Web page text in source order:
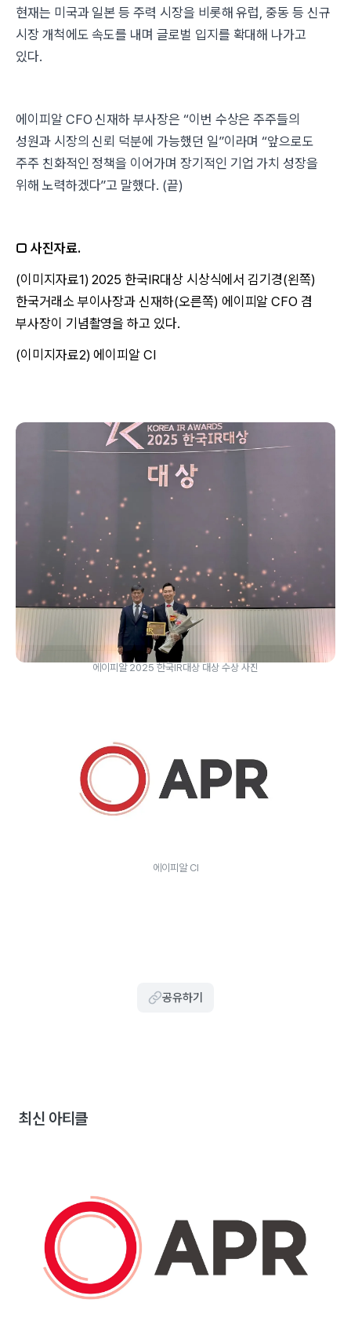
현재는 미국과 일본 등 주력 시장을 비롯해 유럽, 중동 등 신규
시장 개척에도 속도를 내며 글로벌 입지를 확대해 나가고
있다.
에이피알 CFO 신재하 부사장은 “이번 수상은 주주들의
성원과 시장의 신뢰 덕분에 가능했던 일”이라며 “앞으로도
주주 친화적인 정책을 이어가며 장기적인 기업 가치 성장을
위해 노력하겠다”고 말했다. (끝)
□ 사진자료.
(이미지자료1) 2025 한국IR대상 시상식에서 김기경(왼쪽)
한국거래소 부이사장과 신재하(오른쪽) 에이피알 CFO 겸
부사장이 기념촬영을 하고 있다.
(이미지자료2) 에이피알 CI
에이피알 2025 한국IR대상 대상 수상 사진
에이피알 CI
공유하기
최신 아티클